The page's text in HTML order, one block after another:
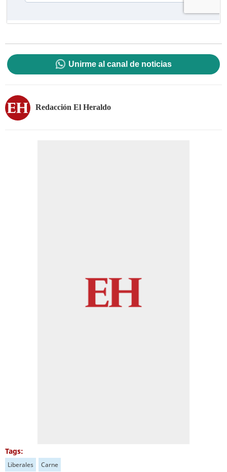
Unirme al canal de noticias
Redacción El Heraldo
Tags:
Liberales Carne